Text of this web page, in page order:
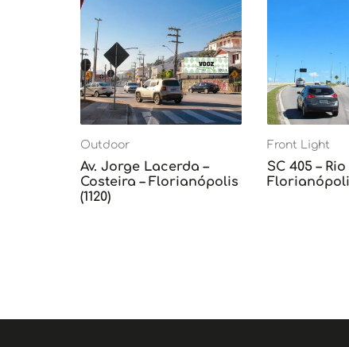
Outdoor
Av. Jorge Lacerda –
Costeira – Florianópolis
(1120)
Front Light
SC 405 –